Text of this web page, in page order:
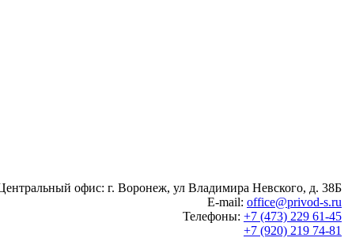
офис: г. Воронеж, ул Владимира Невского, д. 38Б
E-mail: office@privod-s.ru
Телефоны: +7 (473) 229 61-45
+7 (920) 219 74-81